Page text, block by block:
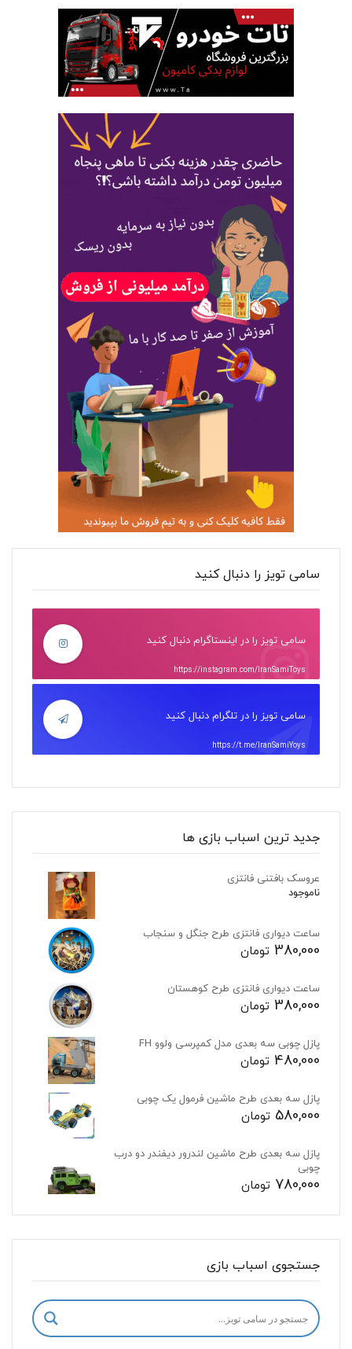
سامی تویز را دنبال کنید
سامی تویز را در اینستاگرام دنبال کنید
https://instagram.com/IranSamiToys
سامی تویز را در تلگرام دنبال کنید
https://t.me/IranSamiYoys
جدید ترین اسباب بازی ها
عروسک بافتنی فانتزی
ناموجود
ساعت دیواری فانتزی طرح جنگل و سنجاب
380,000 تومان
ساعت دیواری فانتزی طرح کوهستان
380,000 تومان
پازل چوبی سه بعدی مدل کمپرسی ولوو FH
480,000 تومان
پازل سه بعدی طرح ماشین فرمول یک چوبی
580,000 تومان
پازل سه بعدی طرح ماشین لندرور دیفندر دو درب
چوبی
780,000 تومان
جستجوی اسباب بازی